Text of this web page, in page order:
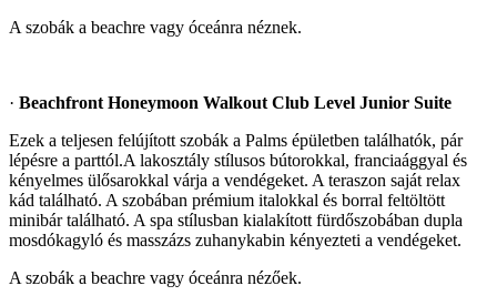
A szobák a beachre vagy óceánra néznek.
· Beachfront Honeymoon Walkout Club Level Junior Suite
Ezek a teljesen felújított szobák a Palms épületben találhatók, pár
lépésre a parttól.A lakosztály stílusos bútorokkal, franciaággyal és
kényelmes ülősarokkal várja a vendégeket. A teraszon saját relax
kád található. A szobában prémium italokkal és borral feltöltött
minibár található. A spa stílusban kialakított fürdőszobában dupla
mosdókagyló és masszázs zuhanykabin kényezteti a vendégeket.
A szobák a beachre vagy óceánra nézőek.